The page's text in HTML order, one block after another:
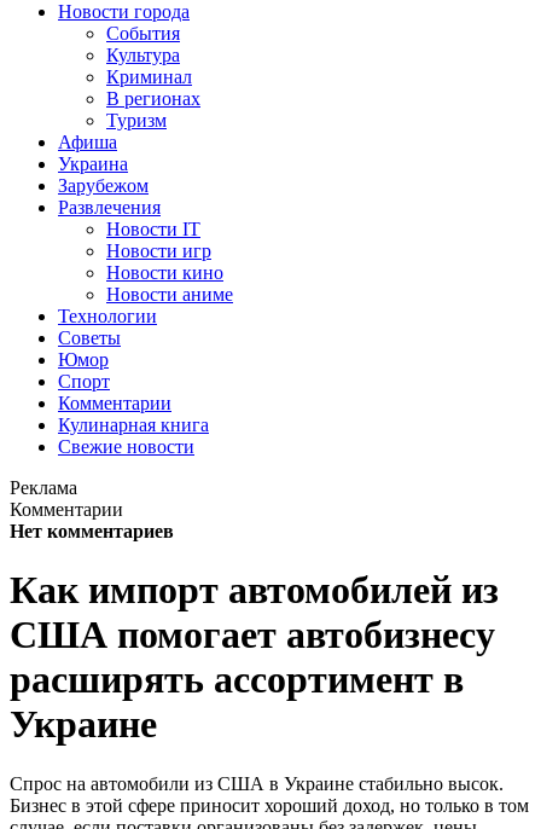
Новости города
События
Культура
Криминал
В регионах
Туризм
Афиша
Украина
Зарубежом
Развлечения
Новости IT
Новости игр
Новости кино
Новости аниме
Технологии
Советы
Юмор
Спорт
Комментарии
Кулинарная книга
Свежие новости
Реклама
Комментарии
Нет комментариев
Как импорт автомобилей из
США помогает автобизнесу
расширять ассортимент в
Украине
Спрос на автомобили из США в Украине стабильно высок.
Бизнес в этой сфере приносит хороший доход, но только в том